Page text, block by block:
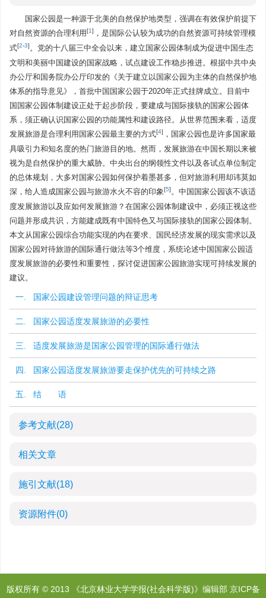
国家公园是一种源于北美的自然保护地类型，强调在有效保护前提下
对自然资源的合理利用[1] ，是国际公认较为成功的自然资源可持续管理模
式[2-3]。党的十八届三中全会以来，建立国家公园体制成为促进中国生态
文明和美丽中国建设的国家战略，试点建设工作稳步推进。根据中共中央
办公厅和国务院办公厅印发的《关于建立以国家公园为主体的自然保护地
体系的指导意见》，首批中国国家公园于2020年正式挂牌成立。目前中
国国家公园体制建设正处于起步阶段，要建成与国际接轨的国家公园体
系，须正确认识国家公园的功能属性和建设路径。从世界范围来看，适度
发展旅游是合理利用国家公园最主要的方式[4] ，国家公园也是许多国家最
具吸引力和知名度的热门旅游目的地。然而，发展旅游在中国长期以来被
视为是自然保护的重大威胁。中央出台的纲领性文件以及各试点单位制定
的总体规划，大多对国家公园如何保护着墨甚多，但对旅游利用却讳莫如
深，给人造成国家公园与旅游水火不容的印象[5]。中国国家公园该不该适
度发展旅游以及应如何发展旅游？在国家公园体制建设中，必须正视这些
问题并形成共识，方能建成既有中国特色又与国际接轨的国家公园体制。
本文从国家公园综合功能实现的内在要求、国民经济发展的现实需求以及
国家公园对待旅游的国际通行做法等3个维度，系统论述中国国家公园适
度发展旅游的必要性和重要性，探讨促进国家公园旅游实现可持续发展的
建议。
一. 国家公园建设管理问题的辩证思考
二. 国家公园适度发展旅游的必要性
三. 适度发展旅游是国家公园管理的国际通行做法
四. 国家公园适度发展旅游要走保护优先的可持续之路
五. 结 语
参考文献(28)
相关文章
施引文献(18)
资源附件(0)
版权所有 © 2013 《北京林业大学学报(社会科学版)》编辑部 京ICP备